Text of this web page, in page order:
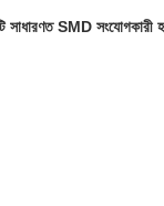
সাধারণত SMD